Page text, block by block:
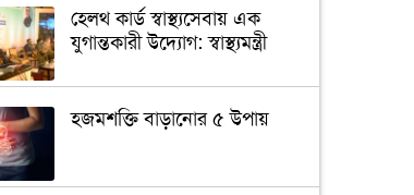
হেলথ কার্ড স্বাস্থ্যসেবায় এক
যুগান্তকারী উদ্যোগ: স্বাস্থ্যমন্ত্রী
হজমশক্তি বাড়ানোর ৫ উপায়